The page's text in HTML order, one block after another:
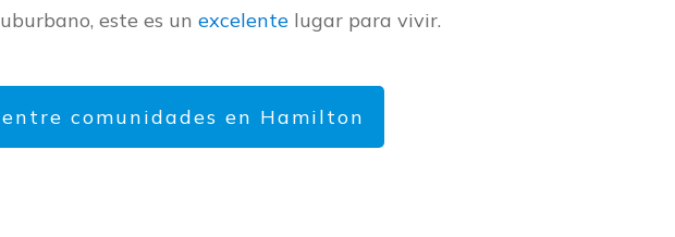
este es un excelente lugar para vivir.
comunidades en Hamilton